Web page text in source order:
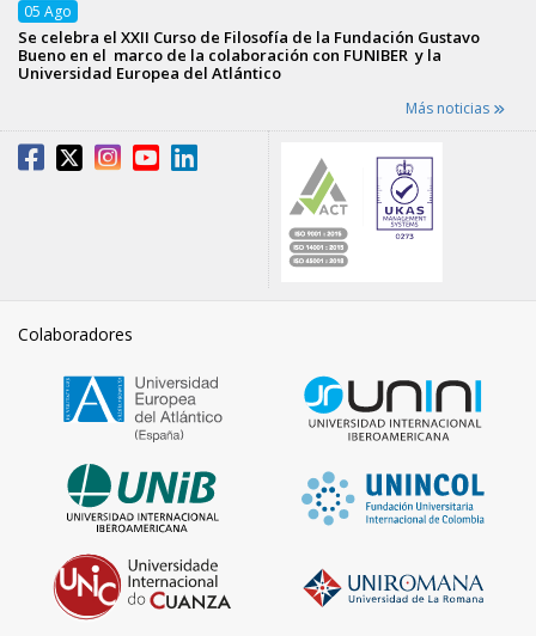
05 Ago
Se celebra el XXII Curso de Filosofía de la Fundación Gustavo
Bueno en el marco de la colaboración con FUNIBER y la
Universidad Europea del Atlántico
Más noticias
Colaboradores